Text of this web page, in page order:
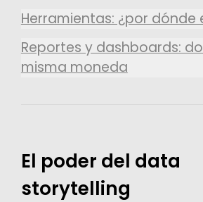
Herramientas: ¿por dónde
Reportes y dashboards:
misma moneda
El poder del data
storytelling